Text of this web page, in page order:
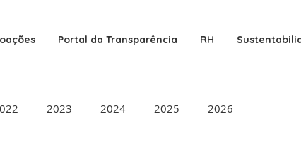
Portal da Transparência RH
2023 2024 2025 2026